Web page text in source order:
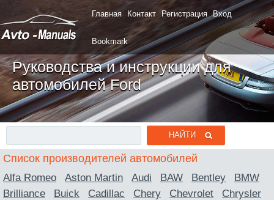
Главная Контакт Регистрация Вход
Bookmark
Руководства и инструкции для
автомобилей Ford
Список производителей автомобилей
Alfa Romeo
Aston Martin Audi BAW Bentley
BMW
Brilliance
Buick Cadillac Chery Chevrolet
Chrysler